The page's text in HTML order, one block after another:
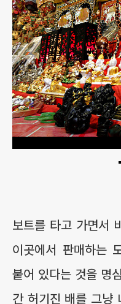
보트를 타고 가면서
이곳에서 판매하는
붙어 있다는 것을 명
간 허기진 배를 그냥